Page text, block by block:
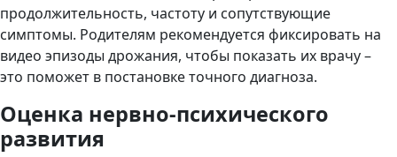
продолжительность, частоту и сопутствующие
симптомы. Родителям рекомендуется фиксировать на
видео эпизоды дрожания, чтобы показать их врачу –
это поможет в постановке точного диагноза.
Оценка нервно-психического
развития